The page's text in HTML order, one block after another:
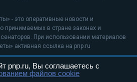
- это оперативные новости и
принимаемых в стране законах и
При использовании материалов
активная ссылка на pnp.ru
применяютсярекомендательные
pnp.ru, Вы соглашаетесь с
файлов cookie